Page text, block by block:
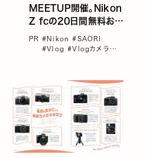
MEETUP開催。Nikon
Z fcの20日間無料お貸
者募集
PR #Nikon#SAORI
#Vlog#Vlogカメラ